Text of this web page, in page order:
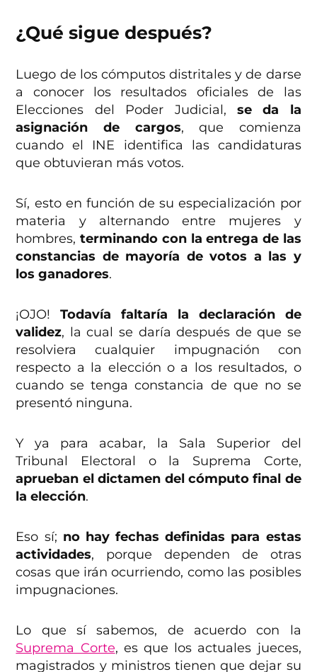
¿Qué sigue después?
Luego de los cómputos distritales y de darse
a conocer los resultados oficiales de las
Elecciones del Poder Judicial, se da la
asignación de cargos, que comienza
cuando el INE identifica las candidaturas
que obtuvieran más votos.
Sí, esto en función de su especialización por
materia y alternando entre mujeres y
hombres,terminando con la entrega de las
constancias de mayoría de votos a las y
los ganadores.
¡OJO!Todavía faltaría la declaración de
validez, la cual se daría después de que se
resolviera cualquier impugnación con
respecto a la elección o a los resultados, o
cuando se tenga constancia de que no se
presentó ninguna.
Y ya para acabar, la Sala Superior del
Tribunal Electoral o la Suprema Corte,
aprueban el dictamen del cómputo final de
la elección.
Eso sí; no hay fechas definidas para estas
actividades, porque dependen de otras
cosas que irán ocurriendo, como las posibles
impugnaciones.
Lo que sí sabemos, de acuerdo con la
Suprema Corte, es que los actuales jueces,
magistrados y ministros tienen que dejar su